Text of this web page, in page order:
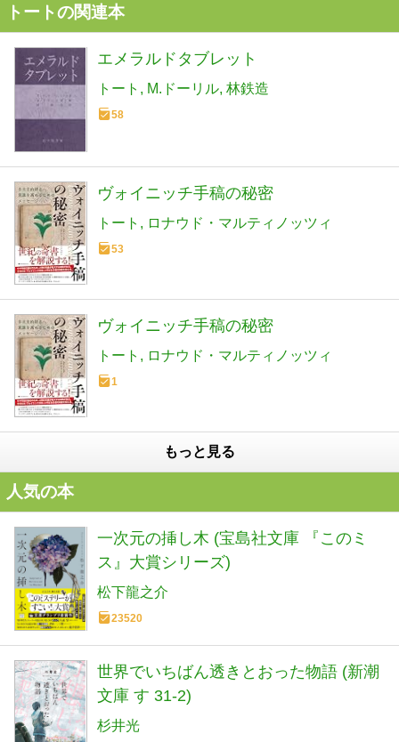
トートの関連本
エメラルドタブレット
トート M.ドーリル 林鉄造
58
ヴォイニッチ手稿の秘密
トート ロナウド・マルティノッツィ
53
ヴォイニッチ手稿の秘密
トート ロナウド・マルティノッツィ
1
もっと見る
人気の本
一次元の挿し木 (宝島社文庫 『このミ
ス』大賞シリーズ)
松下龍之介
23520
世界でいちばん透きとおった物語 (新潮
文庫 す 31-2)
杉井光